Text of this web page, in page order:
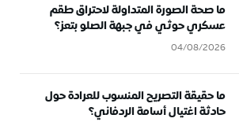
ما صحة الصورة المتداولة لاحتراق طقم
عسكري حوثي في جبهة الصلو بتعز؟
04/08/2026
ما حقيقة التصريح المنسوب للعرادة حول
حادثة اغتيال أسامة الردفاني؟